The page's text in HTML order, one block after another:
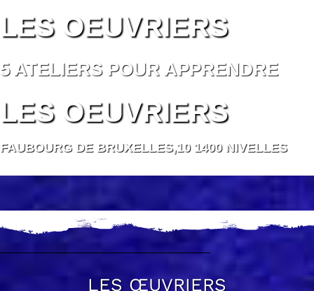
LES OEUVRIERS
5 ATELIERS POUR APPRENDRE
LES OEUVRIERS
FAUBOURG DE BRUXELLES,10 1400 NIVELLES
LES ŒUVRIERS